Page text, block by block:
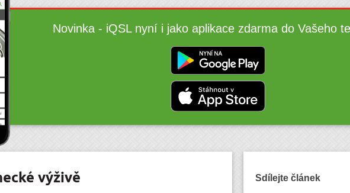
Novinka - iQSL nyní i jako aplikace zdarma do Vašeho
výživě Sdílejte článek